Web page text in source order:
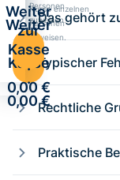
Personen
zuweisen.
Weiter
zur
Kasse
·
0,00 €
Kurse einzelnen
Personen
zuweisen.
Weiter
zur
Kasse
·
0,00 €
Das gehört
Typischer
Rechtliche
Praktische